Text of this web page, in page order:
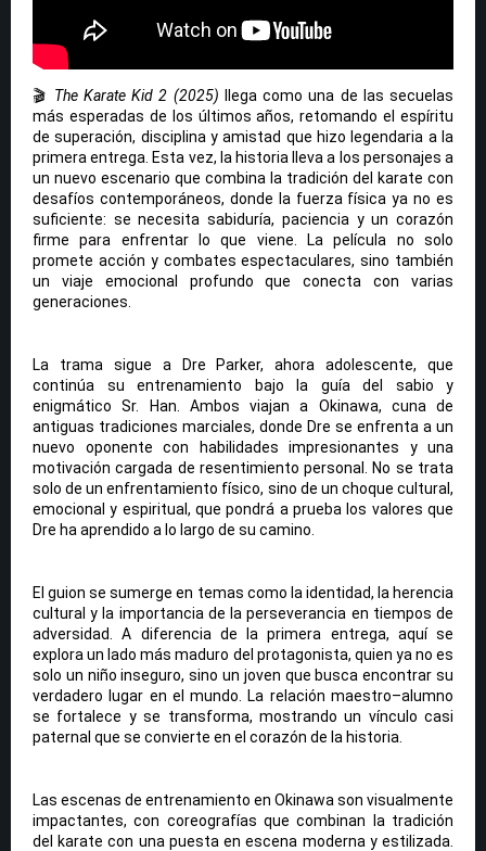
🎬 The Karate Kid 2 (2025) llega como una de las secuelas
más esperadas de los últimos años, retomando el espíritu
de superación, disciplina y amistad que hizo legendaria a la
primera entrega. Esta vez, la historia lleva a los personajes a
un nuevo escenario que combina la tradición del karate con
desafíos contemporáneos, donde la fuerza física ya no es
suficiente: se necesita sabiduría, paciencia y un corazón
firme para enfrentar lo que viene. La película no solo
promete acción y combates espectaculares, sino también
un viaje emocional profundo que conecta con varias
generaciones.
La trama sigue a Dre Parker, ahora adolescente, que
continúa su entrenamiento bajo la guía del sabio y
enigmático Sr. Han. Ambos viajan a Okinawa, cuna de
antiguas tradiciones marciales, donde Dre se enfrenta a un
nuevo oponente con habilidades impresionantes y una
motivación cargada de resentimiento personal. No se trata
solo de un enfrentamiento físico, sino de un choque cultural,
emocional y espiritual, que pondrá a prueba los valores que
Dre ha aprendido a lo largo de su camino.
El guion se sumerge en temas como la identidad, la herencia
cultural y la importancia de la perseverancia en tiempos de
adversidad. A diferencia de la primera entrega, aquí se
explora un lado más maduro del protagonista, quien ya no es
solo un niño inseguro, sino un joven que busca encontrar su
verdadero lugar en el mundo. La relación maestro–alumno
se fortalece y se transforma, mostrando un vínculo casi
paternal que se convierte en el corazón de la historia.
Las escenas de entrenamiento en Okinawa son visualmente
impactantes, con coreografías que combinan la tradición
del karate con una puesta en escena moderna y estilizada.